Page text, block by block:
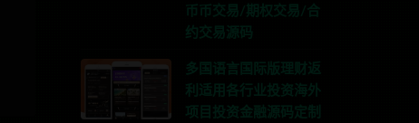
币币交易/期权交易/合
约交易源码
多国语言国际版理财返
利适用各行业投资海外
项目投资金融源码定制